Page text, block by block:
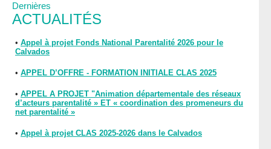
Dernières
ACTUALITÉS
• Appel à projet Fonds National Parentalité 2026 pour le
Calvados
• APPEL D’OFFRE - FORMATION INITIALE CLAS 2025
• APPEL A PROJET "Animation départementale des réseaux
d’acteurs parentalité » ET « coordination des promeneurs du
net parentalité »
• Appel à projet CLAS 2025-2026 dans le Calvados